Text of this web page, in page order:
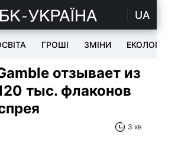
UA
ГРОШІ ЗМІНИ ЕКОЛОГІЯ
отзывает из
тыс. флаконов
3 хв